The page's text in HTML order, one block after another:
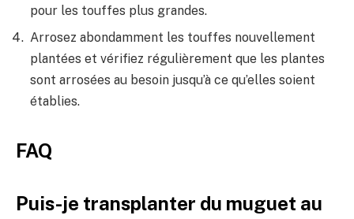
pour les touffes plus grandes.
Arrosez abondamment les touffes nouvellement
plantées et vérifiez régulièrement que les plantes
sont arrosées au besoin jusqu’à ce qu’elles soient
établies.
FAQ
Puis-je transplanter du muguet au